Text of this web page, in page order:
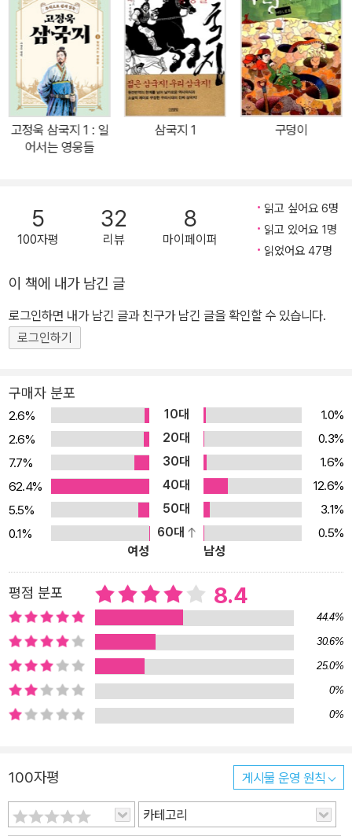
사회에 대한 날카로운 풍자도 갖추고 있다’는 장자화(중국의 아동문
학 작가)의 평가에 걸맞게 작가 특유의 기발한 상상력과 유머, 허를
찌르는 반전과 톡 쏘는 풍자가 단연 돋보이는 작품이다. 『나는 개입니
까』의 가장 큰 매력은 중국 작품임에도 불구하고 우리나라의 사회적
인 문제들과 밀접하게 연관되어 큰 공감대를 느낄 수 있다는 점이다.
돈밖에 모르는 장사꾼, 무능하고 고지식한 경찰, 학생을 오직 성적순
으로만 판단하는 교사 등 작품 속에 등장하는 인물들의 말과 행동은
럽기 짝이 없는, 즉 ‘개보다 못한’ 인간들의 세상을 통렬히 풍자하고
있는 셈이다. 또한 이 작품에는 굵직한 주제뿐만 아니라 인간으로 변
신한 개가 한 사회의 구성원이 되어가면서 겪게 되는 사건들이 유머
편입되기 위해서는 치러야 할 통과의례이자 아픈 성장통이다. 다시
말해 『나는 개입니까』는 ‘개가 인간이 되는 이야기’가 아니라 ‘한 인간
이 인간으로서 완성되어 가는 이야기’인 것이다. 리얼리즘 전통에 깊
시선이라 할 수 있다. 창신강은 이러한 전통적 사실주의에 독특하고
환상적인 요소를 곁들여 지금껏 보지 못한 새로운 느낌의 소설을 탄
생시켰다. 이러한 시도는 중국 평론가들 사이에서 큰 호응을 불러일
으켰고, 그의 작품 가운데 가장 문학적이라는 평가를 받았다. 인간으
로 변신한 어느 개의 파란만장 도시 체험기! 『나는 개입니까』는 지하
배수로에 살고 있는 개들(이들은 가족이다)의 이야기이다. 주인공인
‘나’는 유난히 호기심이 많은 장난꾸러기다. 어느 날, 나는 죽음을 목
전에 둔 할아버지의 유언을 듣게 된다. 할아버지의 마지막 바람은 ‘창
구’를 보고 싶다는 것. 그때부터 나는 창구에 대한 호기심을 갖게 된
다. 그러나 아빠는 창구라는 단어조차 입 밖으로 꺼내지 못하게 한다.
아빠가 그토록 민감한 이유는 따로 있다. 그것은 바로 창구가 인간 세
계로 통하는 문이기 때문이다. 나는 우연히 만나 친구가 된 연분홍 지
렁이의 도움으로 창구의 존재와 창구 너머 인간들이 사는 도시에 대
해 알게 된다. 인간 세상에 대한 호기심은 나날이 커지고, 결국 나는
사랑하는 가족을 떠나 인간 세상으로 향한다. 멀리서 나를 찾는 누나
의 목소리가 들렸다. 엄마와 누나의 곁을 떠난다는 것은 가슴 아팠지
리 위의 창구가 거대한 흡입력으로 나를 빨아들이는 듯 다른 생각 따
위는 전혀 할 수 없었으니까. 다시는 되돌아오지 않겠다고 마음을 다
잡았다. 그 염원은 내 마음속 깊은 곳에 박힌 이름 없는 별이었다. 별
고정욱 삼국지 1 : 일
어서는 영웅들
삼국지 1 구덩이
5
100자평
32
리뷰
8
마이페이퍼
읽고 싶어요 6명
읽고 있어요 1명
읽었어요 47명
이 책에 내가 남긴 글
로그인하면 내가 남긴 글과 친구가 남긴 글을 확인할 수 있습니다.
로그인하기
구매자 분포
2.6% 10대
1.0%
2.6%
20대
0.3%
7.7%
30대
1.6%
62.4%
40대
12.6%
5.5%
50대
3.1%
0.1%
60대
0.5%
여성
남성
평점 분포 8.4
44.4%
30.6%
25.0%
0%
0%
100자평 게시물 운영 원칙
카테고리